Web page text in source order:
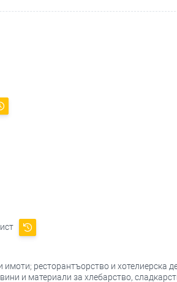
ресторантъорство и хотелиерска
и материали за хлебарство,